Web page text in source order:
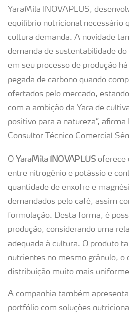
YaraMila INOVAPLUS,
equilíbrio nutricional necessário
cultura demanda. A novidade
demanda de sustentabilidade
em seu processo de produção
pegada de carbono quando
ofertados pelo mercado,
com a ambição da Yara de
positivo para a natureza”, afirma
Consultor Técnico Comercial
O YaraMila INOVAPLUS oferece
entre nitrogênio e potássio e
quantidade de enxofre e
demandados pelo café, assim
formulação. Desta forma, é
produção, considerando uma
adequada à cultura. O produto
nutrientes no mesmo grânulo, o
distribuição muito mais
A companhia também
portfólio com soluções